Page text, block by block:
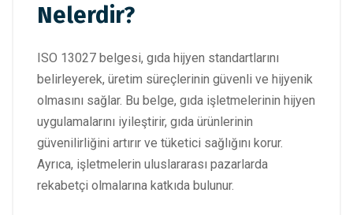
Nelerdir?
ISO 13027 belgesi, gıda hijyen standartlarını
belirleyerek, üretim süreçlerinin güvenli ve hijyenik
olmasını sağlar. Bu belge, gıda işletmelerinin hijyen
uygulamalarını iyileştirir, gıda ürünlerinin
güvenilirliğini artırır ve tüketici sağlığını korur.
Ayrıca, işletmelerin uluslararası pazarlarda
rekabetçi olmalarına katkıda bulunur.